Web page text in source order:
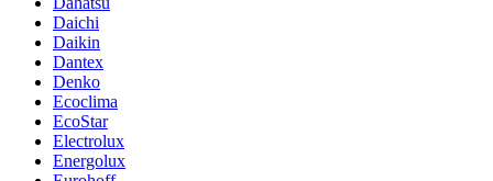
Daichi
Daikin
Dantex
Denko
Ecoclima
EcoStar
Electrolux
Energolux